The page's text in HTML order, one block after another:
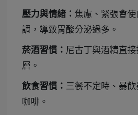
壓力與情緒： 焦慮、緊張會
調，導致胃酸分泌過多。
菸酒習慣： 尼古丁與酒精直
層。
飲食習慣： 三餐不定時、暴
咖啡。